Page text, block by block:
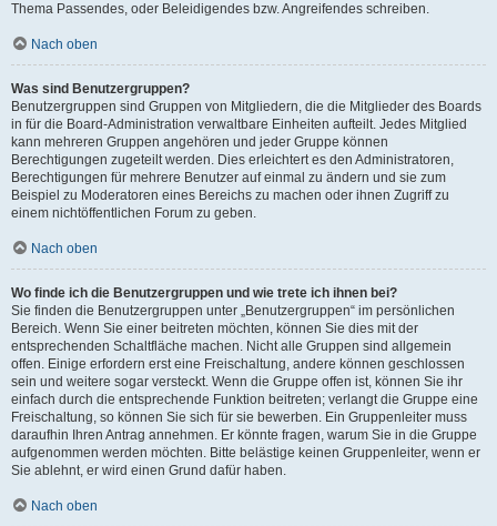
Thema Passendes, oder Beleidigendes bzw. Angreifendes schreiben.
Nach oben
Was sind Benutzergruppen?
Benutzergruppen sind Gruppen von Mitgliedern, die die Mitglieder des Boards
in für die Board-Administration verwaltbare Einheiten aufteilt. Jedes Mitglied
kann mehreren Gruppen angehören und jeder Gruppe können
Berechtigungen zugeteilt werden. Dies erleichtert es den Administratoren,
Berechtigungen für mehrere Benutzer auf einmal zu ändern und sie zum
Beispiel zu Moderatoren eines Bereichs zu machen oder ihnen Zugriff zu
einem nichtöffentlichen Forum zu geben.
Nach oben
Wo finde ich die Benutzergruppen und wie trete ich ihnen bei?
Sie finden die Benutzergruppen unter „Benutzergruppen“ im persönlichen
Bereich. Wenn Sie einer beitreten möchten, können Sie dies mit der
entsprechenden Schaltfläche machen. Nicht alle Gruppen sind allgemein
offen. Einige erfordern erst eine Freischaltung, andere können geschlossen
sein und weitere sogar versteckt. Wenn die Gruppe offen ist, können Sie ihr
einfach durch die entsprechende Funktion beitreten; verlangt die Gruppe eine
Freischaltung, so können Sie sich für sie bewerben. Ein Gruppenleiter muss
daraufhin Ihren Antrag annehmen. Er könnte fragen, warum Sie in die Gruppe
aufgenommen werden möchten. Bitte belästige keinen Gruppenleiter, wenn er
Sie ablehnt, er wird einen Grund dafür haben.
Nach oben